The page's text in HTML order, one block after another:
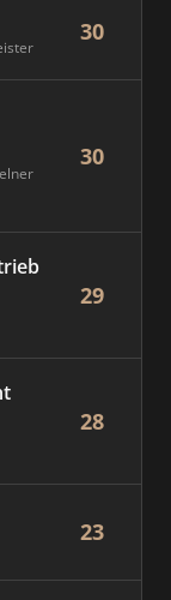
30
30
29
28
23